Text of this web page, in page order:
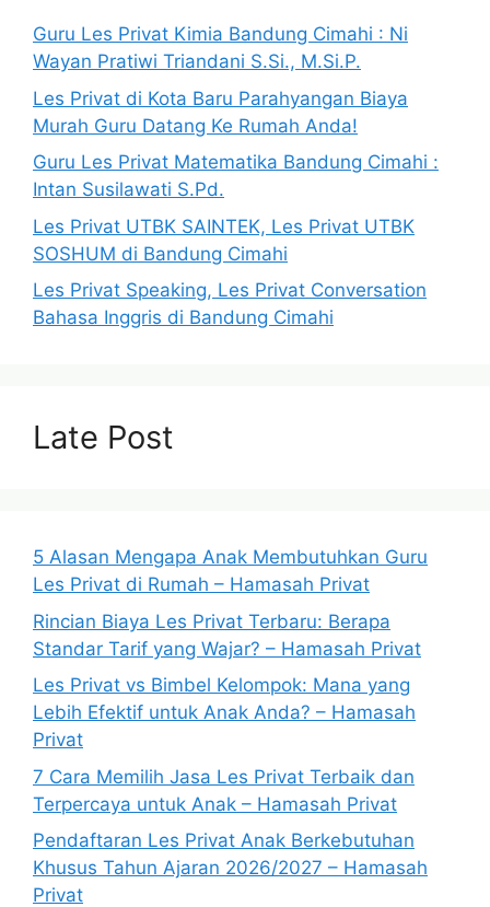
Guru Les Privat Kimia Bandung Cimahi : Ni
Wayan Pratiwi Triandani S.Si., M.Si.P.
Les Privat di Kota Baru Parahyangan Biaya
Murah Guru Datang Ke Rumah Anda!
Guru Les Privat Matematika Bandung Cimahi :
Intan Susilawati S.Pd.
Les Privat UTBK SAINTEK, Les Privat UTBK
SOSHUM di Bandung Cimahi
Les Privat Speaking, Les Privat Conversation
Bahasa Inggris di Bandung Cimahi
Late Post
5 Alasan Mengapa Anak Membutuhkan Guru
Les Privat di Rumah – Hamasah Privat
Rincian Biaya Les Privat Terbaru: Berapa
Standar Tarif yang Wajar? – Hamasah Privat
Les Privat vs Bimbel Kelompok: Mana yang
Lebih Efektif untuk Anak Anda? – Hamasah
Privat
7 Cara Memilih Jasa Les Privat Terbaik dan
Terpercaya untuk Anak – Hamasah Privat
Pendaftaran Les Privat Anak Berkebutuhan
Khusus Tahun Ajaran 2026/2027 – Hamasah
Privat